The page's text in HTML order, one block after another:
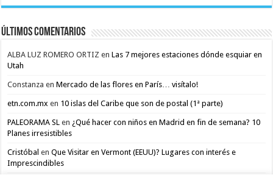
Últimos comentarios
ALBA LUZ ROMERO ORTIZ enLas 7 mejores estaciones dónde esquiar en
Utah
Constanza enMercado de las flores en París… visítalo!
etn.com.mx en 10 islas del Caribe que son de postal (1ª parte)
PALEORAMA SL en ¿Qué hacer con niños en Madrid en fin de semana? 10
Planes irresistibles
Cristóbal enQue Visitar en Vermont (EEUU)? Lugares con interés e
Imprescindibles